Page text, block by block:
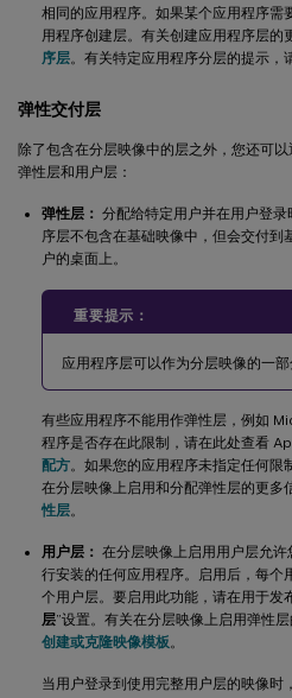
相同的应用程序。如果某个应用程序需
用程序创建层。有关创建应用程序层的
序层。有关特定应用程序分层的提示，
弹性交付层
除了包含在分层映像中的层之外，您还可
弹性层和用户层：
弹性层： 分配给特定用户并在用户登
序层不包含在基础映像中，但会交付到
户的桌面上。
重要提示：
应用程序层可以作为分层映像的一
有些应用程序不能用作弹性层，例如
程序是否存在此限制，请在此处查看
配方。如果您的应用程序未指定任何限
在分层映像上启用和分配弹性层的更多
性层。
用户层： 在分层映像上启用用户层允
行安装的任何应用程序。启用后，每个
个用户层。要启用此功能，请在用于发
层”设置。有关在分层映像上启用弹性
创建或克隆映像模板 。
当用户登录到使用完整用户层的映像